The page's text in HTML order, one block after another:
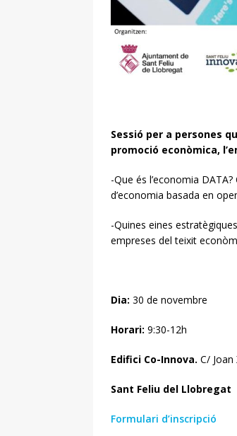
Sessió per a persones
promoció econòmica,
-Que és l’economia
d’economia basada en
-Quines eines
empreses del teixit
Dia: 30 de novembre
Horari: 9:30-12h
Edifici Co-Innova. C/
Sant Feliu del Llobregat
Formulari d’inscripció